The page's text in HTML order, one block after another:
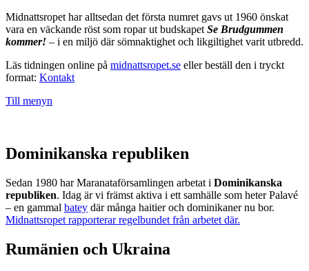
Midnattsropet har alltsedan det första numret gavs ut 1960 önskat
vara en väckande röst som ropar ut budskapet Se Brudgummen
kommer! – i en miljö där sömnaktighet och likgiltighet varit utbredd.
Läs tidningen online på midnattsropet.se eller beställ den i tryckt
format: Kontakt
Till menyn
Dominikanska republiken
Sedan 1980 har Maranataförsamlingen arbetat i Dominikanska
republiken. Idag är vi främst aktiva i ett samhälle som heter Palavé
– en gammal batey där många haitier och dominikaner nu bor.
Midnattsropet rapporterar regelbundet från arbetet där.
Rumänien och Ukraina